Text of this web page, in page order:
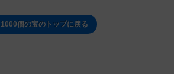
1000個の宝のトップに戻る